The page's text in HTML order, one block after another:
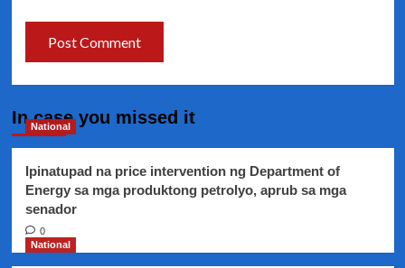
In case you missed it
National
Ipinatupad na price intervention ng Department of
Energy sa mga produktong petrolyo, aprub sa mga
senador
0
National